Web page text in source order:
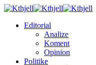
Editorial
Analize
Koment
Opinion
Politike